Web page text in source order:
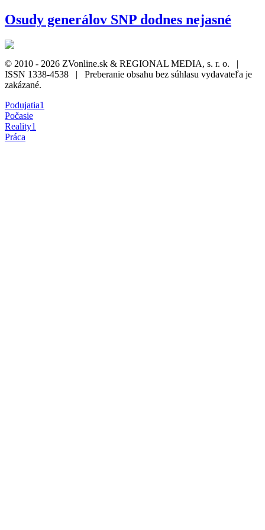
Osudy generálov SNP dodnes nejasné
© 2010 - 2026 ZVonline.sk & REGIONAL MEDIA, s. r. o. |
ISSN 1338-4538 | Preberanie obsahu bez súhlasu vydavateľa je
zakázané.
Podujatia1
Počasie
Reality1
Práca